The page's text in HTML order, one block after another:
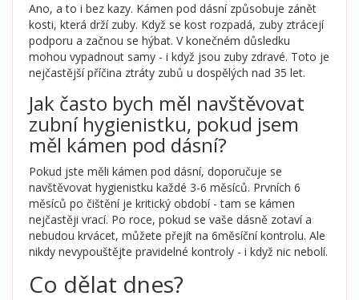
Ano, a to i bez kazy. Kámen pod dásní způsobuje zánět
kosti, která drží zuby. Když se kost rozpadá, zuby ztrácejí
podporu a začnou se hýbat. V konečném důsledku
mohou vypadnout samy - i když jsou zuby zdravé. Toto je
nejčastější příčina ztráty zubů u dospělých nad 35 let.
Jak často bych měl navštěvovat
zubní hygienistku, pokud jsem
měl kámen pod dásní?
Pokud jste měli kámen pod dásní, doporučuje se
navštěvovat hygienistku každé 3-6 měsíců. Prvních 6
měsíců po čištění je kritický období - tam se kámen
nejčastěji vrací. Po roce, pokud se vaše dásně zotaví a
nebudou krvácet, můžete přejít na 6měsíční kontrolu. Ale
nikdy nevypouštějte pravidelné kontroly - i když nic nebolí.
Co dělat dnes?